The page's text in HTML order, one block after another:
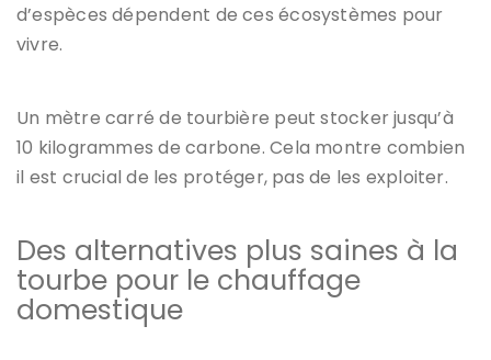
d’espèces dépendent de ces écosystèmes pour
vivre.
Un mètre carré de tourbière peut stocker jusqu’à
10 kilogrammes de carbone. Cela montre combien
il est crucial de les protéger, pas de les exploiter.
Des alternatives plus saines à la
tourbe pour le chauffage
domestique